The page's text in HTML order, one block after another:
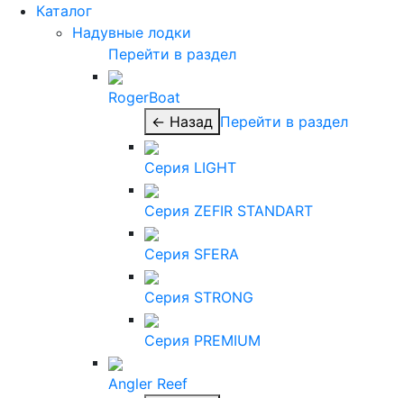
Каталог
Надувные лодки
Перейти в раздел
RogerBoat
← Назад Перейти в раздел
Серия LIGHT
Серия ZEFIR STANDART
Серия SFERA
Серия STRONG
Серия PREMIUM
Angler Reef